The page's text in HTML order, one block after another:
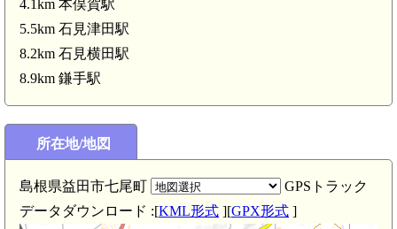
4.1km 本俣賀駅
5.5km 石見津田駅
8.2km 石見横田駅
8.9km 鎌手駅
所在地/地図
島根県益田市七尾町
GPSトラック
データダウンロード :[KML形式 ][GPX形式 ]